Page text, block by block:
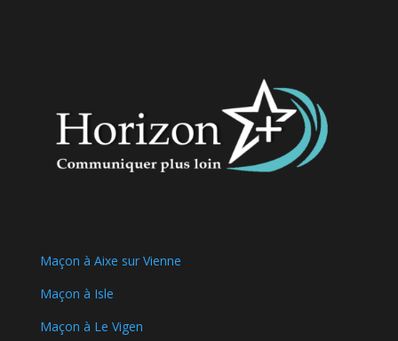
Maçon à Aixe sur Vienne
Maçon à Isle
Maçon à Le Vigen